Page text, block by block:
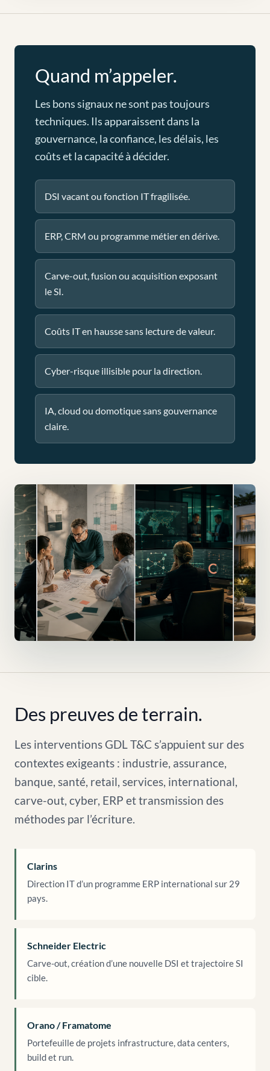
Quand m’appeler.
Les bons signaux ne sont pas toujours
techniques. Ils apparaissent dans la
gouvernance, la confiance, les délais, les
coûts et la capacité à décider.
DSI vacant ou fonction IT fragilisée.
ERP, CRM ou programme métier en dérive.
Carve-out, fusion ou acquisition exposant
le SI.
Coûts IT en hausse sans lecture de valeur.
Cyber-risque illisible pour la direction.
IA, cloud ou domotique sans gouvernance
claire.
Des preuves de terrain.
Les interventions GDL T&C s’appuient sur des
contextes exigeants : industrie, assurance,
banque, santé, retail, services, international,
carve-out, cyber, ERP et transmission des
méthodes par l’écriture.
Clarins
Direction IT d’un programme ERP international sur 29
pays.
Schneider Electric
Carve-out, création d’une nouvelle DSI et trajectoire SI
cible.
Orano / Framatome
Portefeuille de projets infrastructure, data centers,
build et run.